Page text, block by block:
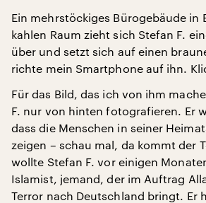
Ein mehrstöckiges Bürogebäude in
kahlen Raum zieht sich Stefan F.
über und setzt sich auf einen
richte mein Smartphone auf ihn.
Für das Bild, das ich von ihm
F. nur von hinten fotografieren. Er
dass die Menschen in seiner
zeigen – schau mal, da kommt der
wollte Stefan F. vor einigen
Islamist, jemand, der im Auftrag
Terror nach Deutschland bringt. Er